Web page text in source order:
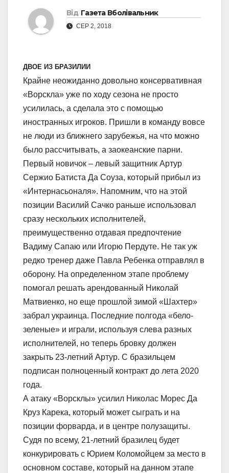
Від Газета Вболівальник
СЕР 2, 2018
ДВОЕ ИЗ БРАЗИЛИИ
Крайне неожиданно довольно консервативная
«Ворскла» уже по ходу сезона не просто
усилилась, а сделала это с помощью
иностранных игроков. Пришли в команду вовсе
не люди из ближнего зарубежья, на что можно
было рассчитывать, а заокеанские парни.
Первый новичок – левый защитник Артур
Сержио Батиста Да Соуза, который прибыл из
«Интернасьоналя». Напомним, что на этой
позиции Василий Сачко раньше использовал
сразу нескольких исполнителей,
преимущественно отдавая предпочтение
Вадиму Сапаю или Игорю Пердуте. Не так уж
редко тренер даже Павла Ребенка отправлял в
оборону. На определенном этапе проблему
помогал решать арендованный Николай
Матвиенко, но еще прошлой зимой «Шахтер»
забрал украинца. Последние полгода «бело-
зеленые» и играли, используя слева разных
исполнителей, но теперь бровку должен
закрыть 23-летний Артур. С бразильцем
подписан полноценный контракт до лета 2020
года.
А атаку «Ворсклы» усилил Николас Морес Да
Круз Карека, который может сыграть и на
позиции форварда, и в центре полузащиты.
Судя по всему, 21-летний бразилец будет
конкурировать с Юрием Коломойцем за место в
основном составе, который на данном этапе